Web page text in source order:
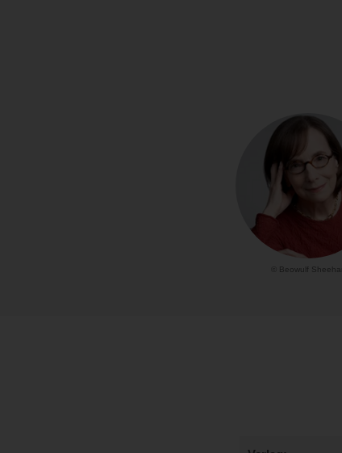
© Beowulf